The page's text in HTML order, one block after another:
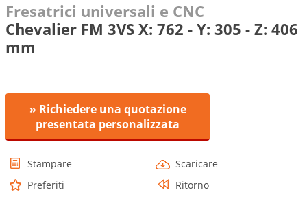
Fresatrici universali e CNC
Chevalier FM 3VS X: 762 - Y: 305 - Z: 406
mm
» Richiedere una quotazione
presentata personalizzata
Stampare
Scaricare
Preferiti
Ritorno